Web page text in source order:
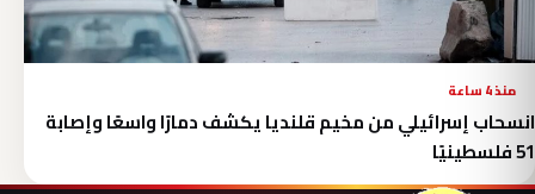
منذ 4 ساعة
انسحاب إسرائيلي من مخيم قلنديا يكشف دمارًا واسعًا وإصابة
51 فلسطينيًا